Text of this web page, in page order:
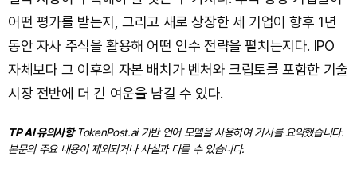
어떤 평가를 받는지, 그리고 새로 상장한 세 기업이 향후 1년
동안 자사 주식을 활용해 어떤 인수 전략을 펼치는지다. IPO
자체보다 그 이후의 자본 배치가 벤처와 크립토를 포함한 기술
시장 전반에 더 긴 여운을 남길 수 있다.
TP AI 유의사항TokenPost.ai 기반 언어 모델을 사용하여 기사를 요약했습니다.
본문의 주요 내용이 제외되거나 사실과 다를 수 있습니다.